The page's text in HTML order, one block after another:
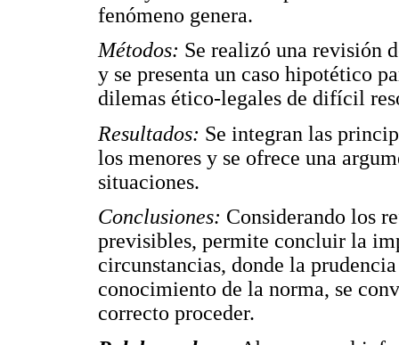
fenómeno genera.
Métodos: Se realizó una revisión
y se presenta un caso hipotético
dilemas ético-legales de difícil
Resultados: Se integran las
los menores y se ofrece una
situaciones.
Conclusiones: Considerando los
previsibles, permite concluir la
circunstancias, donde la
conocimiento de la norma, se
correcto proceder.